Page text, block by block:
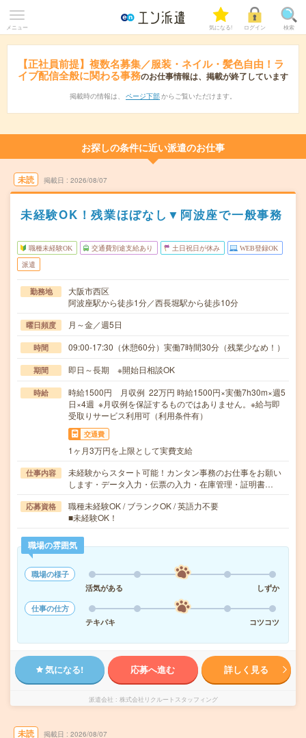
メニュー 気になる! ログイン 検索
【正社員前提】複数名募集／服装・ネイル・髪色自由！ラ
イブ配信全般に関わる事務のお仕事情報は、掲載が終了しています
掲載時の情報は、 ページ下部 からご覧いただけます。
お探しの条件に近い派遣のお仕事
未読 掲載日 2026/08/07
未経験OK！残業ほぼなし▼阿波座で一般事務
職種未経験OK 交通費別途支給あり 土日祝日が休み WEB登録OK
派遣
勤務地
大阪市西区
阿波座駅から徒歩1分／西長堀駅から徒歩10分
曜日頻度 月～金／週5日
時間 09:00-17:30（休憩60分）実働7時間30分（残業少なめ！）
期間 即日～長期 ※開始日相談OK
時給
時給1500円 月収例 22万円 時給1500円×実働7h30m×週5
日×4週 ※月収例を保証するものではありません。※給与即
受取りサービス利用可（利用条件有）
交通費
1ヶ月3万円を上限として実費支給
仕事内容
未経験からスタート可能！カンタン事務のお仕事をお願い
します・データ入力・伝票の入力・在庫管理・証明書…
応募資格
職種未経験OK / ブランクOK / 英語力不要
■未経験OK！
職場の雰囲気
職場の様子
活気がある
しずか
仕事の仕方
テキパキ
コツコツ
気になる! 応募へ進む 詳しく見る
派遣会社 株式会社リクルートスタッフィング
未読 掲載日 2026/08/07